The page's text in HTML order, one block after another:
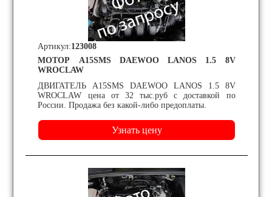
МОТОР A15SMS DAEWOO LANOS 1.5 8V
WROCLAW
ДВИГАТЕЛЬ A15SMS DAEWOO LANOS 1.5 8V
WROCLAW цена от 32 тыс.руб с доставкой по
России. Продажа без какой-либо предоплаты.
Артикул:123008